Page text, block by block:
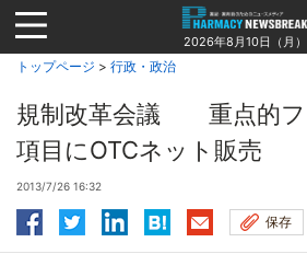
Jump
to
navigation
2026年8月10日（月）
トップページ > 行政・政治
規制改革会議 重点的フ
項目にOTCネット販売
2013/7/26 16:32
保存